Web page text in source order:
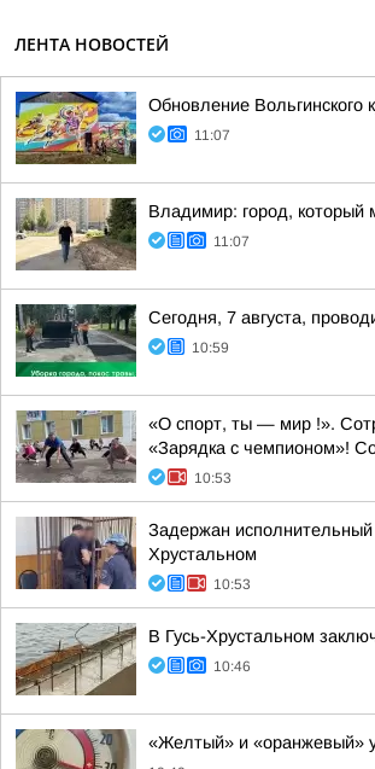
ЛЕНТА НОВОСТЕЙ
Обновление Вольгинского
11:07
Владимир: город, который
11:07
Сегодня, 7 августа,
10:59
«О спорт, ты — мир !».
«Зарядка с чемпионом»!
10:53
Задержан исполнительный
Хрустальном
10:53
В Гусь-Хрустальном
10:46
«Желтый» и «оранжевый»